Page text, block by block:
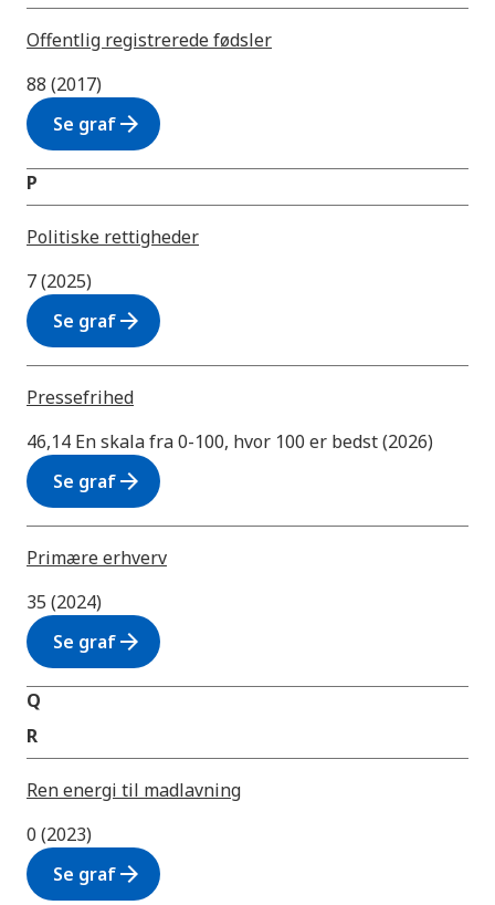
Offentlig registrerede fødsler
88 (2017)
Se grafarrow_forward
P
Politiske rettigheder
7 (2025)
Se grafarrow_forward
Pressefrihed
46,14 En skala fra 0-100, hvor 100 er bedst (2026)
Se grafarrow_forward
Primære erhverv
35 (2024)
Se grafarrow_forward
Q
R
Ren energi til madlavning
0 (2023)
Se grafarrow_forward